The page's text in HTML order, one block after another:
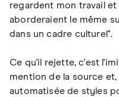
regardent mon travail
aborderaient le même
dans un cadre culturel".
Ce qu'il rejette, c'est
mention de la source
automatisée de styles